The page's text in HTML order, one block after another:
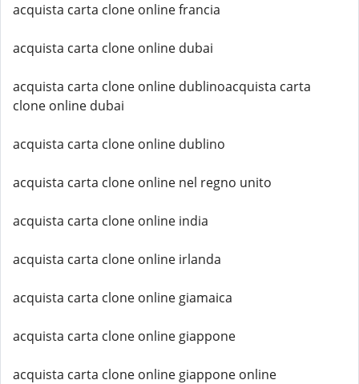
acquista carta clone online francia
acquista carta clone online dubai
acquista carta clone online dublinoacquista carta
clone online dubai
acquista carta clone online dublino
acquista carta clone online nel regno unito
acquista carta clone online india
acquista carta clone online irlanda
acquista carta clone online giamaica
acquista carta clone online giappone
acquista carta clone online giappone online